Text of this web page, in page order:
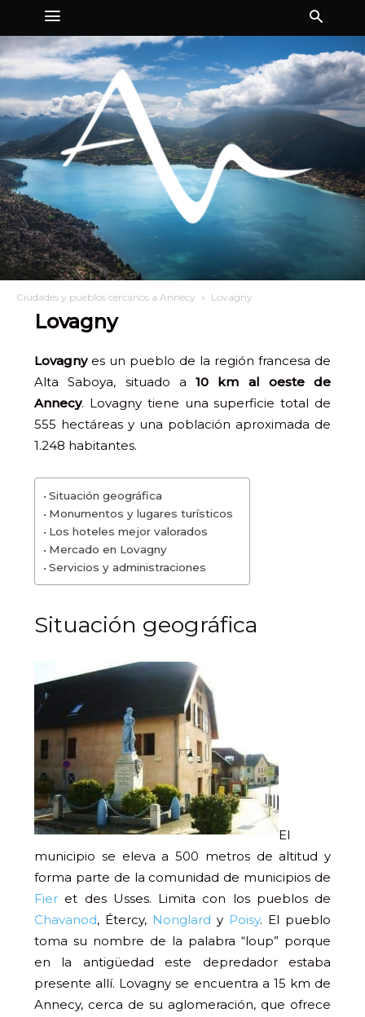
Ciudades y pueblos cercanos a Annecy Lovagny
Lovagny
Lovagnyes un pueblo de la región francesa de
Alta Saboya, situado a 10 km al oeste de
Annecy. Lovagny tiene una superficie total de
555 hectáreas y una población aproximada de
1.248 habitantes.
Situación geográfica
Monumentos y lugares turísticos
Los hoteles mejor valorados
Mercado en Lovagny
Servicios y administraciones
Situación geográfica
El
municipio se eleva a 500 metros de altitud y
forma parte de la comunidad de municipios de
Fier et des Usses. Limita con los pueblos de
Chavanod, Étercy, Nonglard y Poisy. El pueblo
toma su nombre de la palabra “loup” porque
en la antigüedad este depredador estaba
presente allí. Lovagny se encuentra a 15 km de
Annecy, cerca de su aglomeración, que ofrece